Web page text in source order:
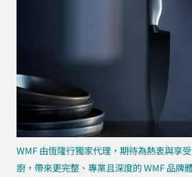
WMF 由恆隆行獨家代理，期待為熱衷與享
廚，帶來更完整、專業且深度的 WMF 品牌